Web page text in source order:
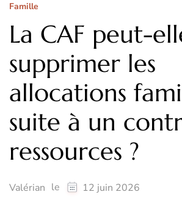
Famille
La CAF peut-
supprimer les
allocations
suite à un
ressources ?
Valérian le 12 juin 2026